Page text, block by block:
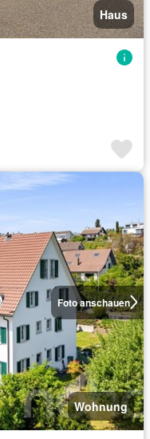
Haus
Foto anschauen
Wohnung